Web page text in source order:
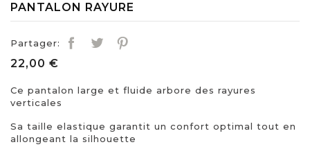
PANTALON RAYURE
Partager:
22,00 €
Ce pantalon large et fluide arbore des rayures
verticales
Sa taille elastique garantit un confort optimal tout en
allongeant la silhouette